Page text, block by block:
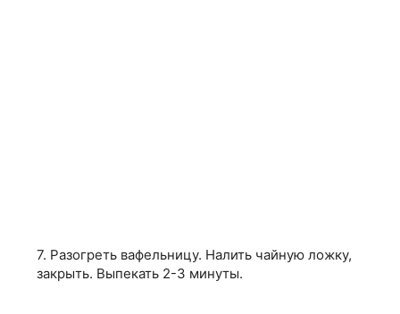
7. Разогреть вафельницу. Налить чайную ложку,
закрыть. Выпекать 2-3 минуты.